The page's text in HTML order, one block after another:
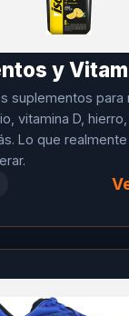
y
suplementos para
vitamina D,
Lo que